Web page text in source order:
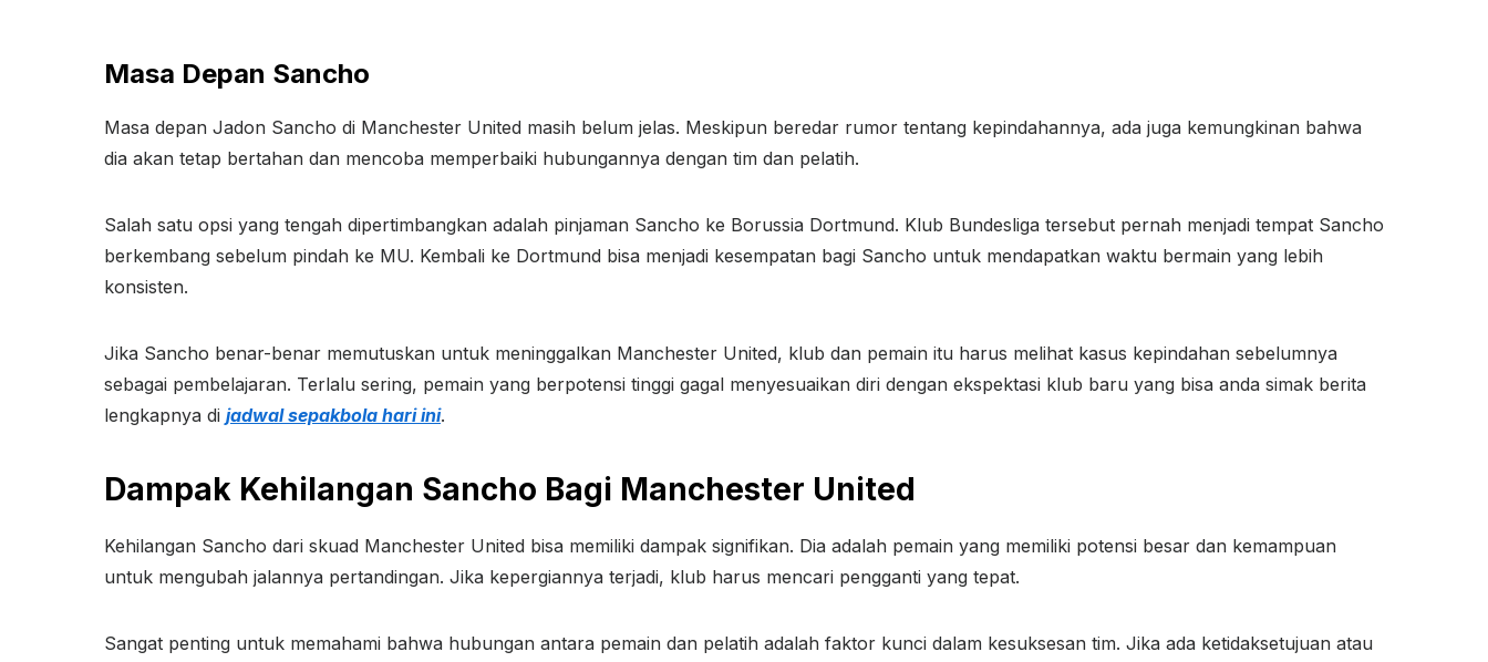
Masa Depan Sancho
Masa depan Jadon Sancho di Manchester United masih belum jelas. Meskipun beredar rumor tentang kepindahannya, ada juga kemungkinan bahwa
dia akan tetap bertahan dan mencoba memperbaiki hubungannya dengan tim dan pelatih.
Salah satu opsi yang tengah dipertimbangkan adalah pinjaman Sancho ke Borussia Dortmund. Klub Bundesliga tersebut pernah menjadi tempat Sancho
berkembang sebelum pindah ke MU. Kembali ke Dortmund bisa menjadi kesempatan bagi Sancho untuk mendapatkan waktu bermain yang lebih
konsisten.
Jika Sancho benar-benar memutuskan untuk meninggalkan Manchester United, klub dan pemain itu harus melihat kasus kepindahan sebelumnya
sebagai pembelajaran. Terlalu sering, pemain yang berpotensi tinggi gagal menyesuaikan diri dengan ekspektasi klub baru yang bisa anda simak berita
lengkapnya di jadwal sepakbola hari ini.
Dampak Kehilangan Sancho Bagi Manchester United
Kehilangan Sancho dari skuad Manchester United bisa memiliki dampak signifikan. Dia adalah pemain yang memiliki potensi besar dan kemampuan
untuk mengubah jalannya pertandingan. Jika kepergiannya terjadi, klub harus mencari pengganti yang tepat.
Sangat penting untuk memahami bahwa hubungan antara pemain dan pelatih adalah faktor kunci dalam kesuksesan tim. Jika ada ketidaksetujuan atau